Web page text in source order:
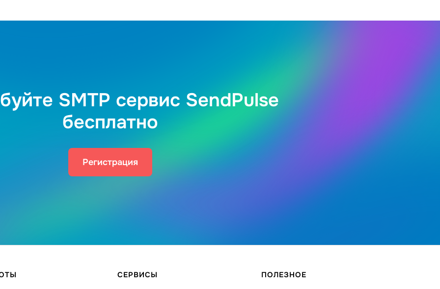
SMTP сервис SendPulse
бесплатно
Регистрация
СЕРВИСЫ ПОЛЕЗНОЕ